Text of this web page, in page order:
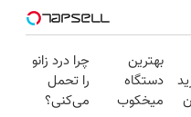
بهترین
دستگاه
میخکوب
چرا درد زانو
را تحمل
می‌کنی؟